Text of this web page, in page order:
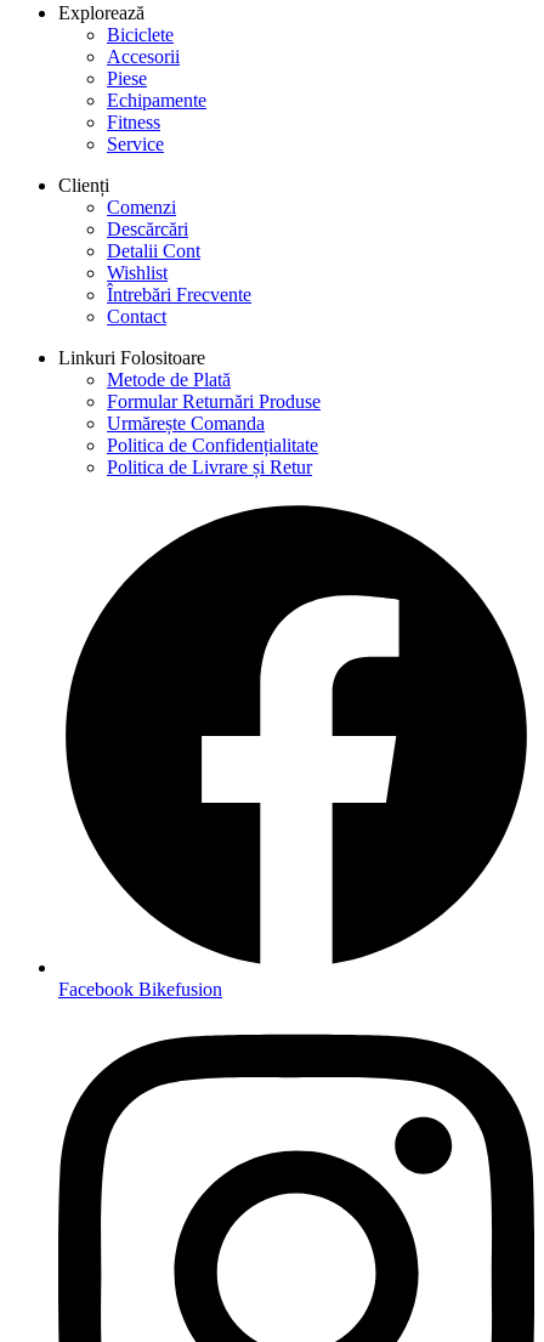
Explorează
Biciclete
Accesorii
Piese
Echipamente
Fitness
Service
Clienți
Comenzi
Descărcări
Detalii Cont
Wishlist
Întrebări Frecvente
Contact
Linkuri Folositoare
Metode de Plată
Formular Returnări Produse
Urmărește Comanda
Politica de Confidențialitate
Politica de Livrare și Retur
Facebook Bikefusion